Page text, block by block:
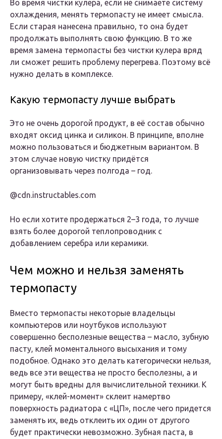
Во время чистки кулера, если не снимаете систему
охлаждения, менять термопасту не имеет смысла.
Если старая нанесена правильно, то она будет
продолжать выполнять свою функцию. В то же
время замена термопасты без чистки кулера вряд
ли сможет решить проблему перегрева. Поэтому всё
нужно делать в комплексе.
Какую термопасту лучше выбрать
Это не очень дорогой продукт, в её состав обычно
входят оксид цинка и силикон. В принципе, вполне
можно пользоваться и бюджетным вариантом. В
этом случае новую чистку придётся
организовывать через полгода – год.
@cdn.instructables.com
Но если хотите продержаться 2–3 года, то лучше
взять более дорогой теплопроводник с
добавлением серебра или керамики.
Чем можно и нельзя заменять
термопасту
Вместо термопасты некоторые владельцы
компьютеров или ноутбуков используют
совершенно бесполезные вещества – масло, зубную
пасту, клей моментального высыхания и тому
подобное. Однако это делать категорически нельзя,
ведь все эти вещества не просто бесполезны, а и
могут быть вредны для вычислительной техники. К
примеру, «клей-момент» склеит намертво
поверхность радиатора с «ЦП», после чего придется
заменять их, ведь отклеить их один от другого
будет практически невозможно. Зубная паста, в